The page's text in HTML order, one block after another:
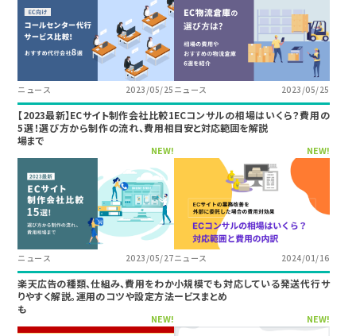
ニュース 2023/05/25 ニュース 2023/05/25
【2023最新】ECサイト制作会社比較1
5選！選び方から制作の流れ、費用相
場まで
NEW!
ニュース 2023/05/27
ECコンサルの相場はいくら？費用の
目安と対応範囲を解説
NEW!
ニュース 2024/01/16
楽天広告の種類、仕組み、費用をわか
りやすく解説。運用のコツや設定方法
も
NEW!
小規模でも対応している発送代行サ
ービスまとめ
NEW!